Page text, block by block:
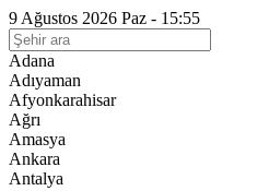
9 Ağustos 2026 Paz - 15:55
Adana
Adıyaman
Afyonkarahisar
Ağrı
Amasya
Ankara
Antalya